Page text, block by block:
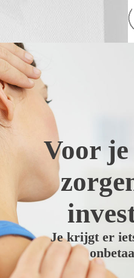
Voor
Je krijgt er